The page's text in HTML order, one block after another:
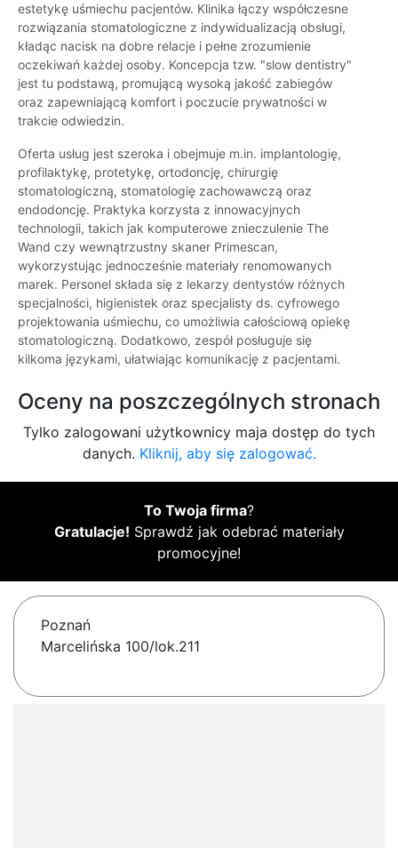
estetykę uśmiechu pacjentów. Klinika łączy współczesne
rozwiązania stomatologiczne z indywidualizacją obsługi,
kładąc nacisk na dobre relacje i pełne zrozumienie
oczekiwań każdej osoby. Koncepcja tzw. "slow dentistry"
jest tu podstawą, promującą wysoką jakość zabiegów
oraz zapewniającą komfort i poczucie prywatności w
trakcie odwiedzin.
Oferta usług jest szeroka i obejmuje m.in. implantologię,
profilaktykę, protetykę, ortodoncję, chirurgię
stomatologiczną, stomatologię zachowawczą oraz
endodoncję. Praktyka korzysta z innowacyjnych
technologii, takich jak komputerowe znieczulenie The
Wand czy wewnątrzustny skaner Primescan,
wykorzystując jednocześnie materiały renomowanych
marek. Personel składa się z lekarzy dentystów różnych
specjalności, higienistek oraz specjalisty ds. cyfrowego
projektowania uśmiechu, co umożliwia całościową opiekę
stomatologiczną. Dodatkowo, zespół posługuje się
kilkoma językami, ułatwiając komunikację z pacjentami.
Oceny na poszczególnych stronach
Tylko zalogowani użytkownicy maja dostęp do tych
danych. Kliknij, aby się zalogować.
To Twoja firma?
Gratulacje! Sprawdź jak odebrać materiały
promocyjne!
Poznań
Marcelińska 100/lok.211